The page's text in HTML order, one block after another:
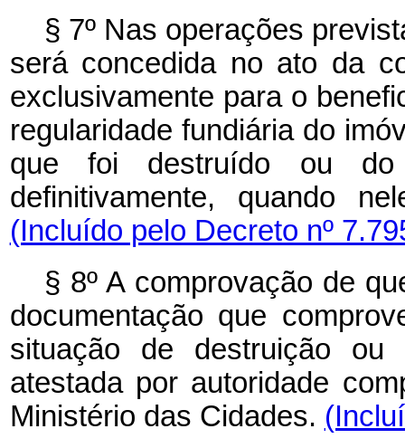
§ 7º Nas operações
será concedida no ato da
exclusivamente para o
regularidade fundiária do
que foi destruído ou
definitivamente, quando
(Incluído pelo Decreto nº
§ 8º A comprovação de
documentação que
situação de destruição ou
atestada por autoridade
Ministério das Cidades.